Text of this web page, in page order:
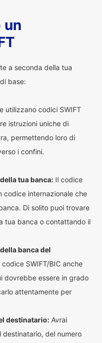
un
a seconda della tua
base:
utilizzano codici SWIFT
istruzioni uniche di
permettendo loro di
i confini.
tua banca: Il codice
codice internazionale che
Di solito puoi trovare
tua banca o contattando il
banca del
SWIFT/BIC anche
dovrebbe essere in grado
attentamente per
destinatario: Avrai
del numero